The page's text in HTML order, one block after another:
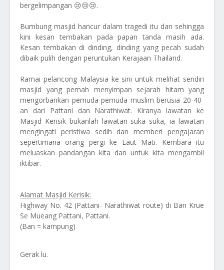
bergelimpangan 😢😢😢.
Bumbung masjid hancur dalam tragedi itu dan sehingga
kini kesan tembakan pada papan tanda masih ada.
Kesan tembakan di dinding, dinding yang pecah sudah
dibaik pulih dengan peruntukan Kerajaan Thailand.
Ramai pelancong Malaysia ke sini untuk melihat sendiri
masjid yang pernah menyimpan sejarah hitam yang
mengorbankan pemuda-pemuda muslim berusia 20-40-
an dari Pattani dan Narathiwat. Kiranya lawatan ke
Masjid Kerisik bukanlah lawatan suka suka, ia lawatan
mengingati peristiwa sedih dan memberi pengajaran
sepertimana orang pergi ke Laut Mati. Kembara itu
meluaskan pandangan kita dan untuk kita mengambil
iktibar.
Alamat Masjid Kerisik:
Highway No. 42 (Pattani- Narathiwat route) di Ban Krue
Se Mueang Pattani, Pattani.
(Ban = kampung)
Gerak lu.